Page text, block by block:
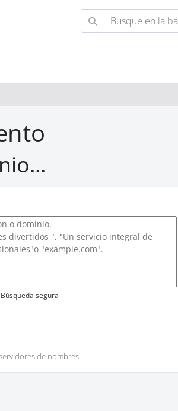
Búsqueda segura
de nombres